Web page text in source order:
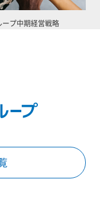
ープ中期経営戦略